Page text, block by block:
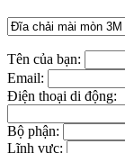
Tên của bạn:
Email:
Điện thoại di động:
Bộ phận:
Lĩnh vực: